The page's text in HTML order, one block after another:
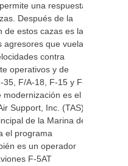
una respuesta
Después de la
de estos cazas es la
que vuelan
contra
operativos y de
F/A-18, F-15 y F-
modernización es el
Support, Inc. (TAS).
de la Marina de
el programa
es un operador
F-5AT